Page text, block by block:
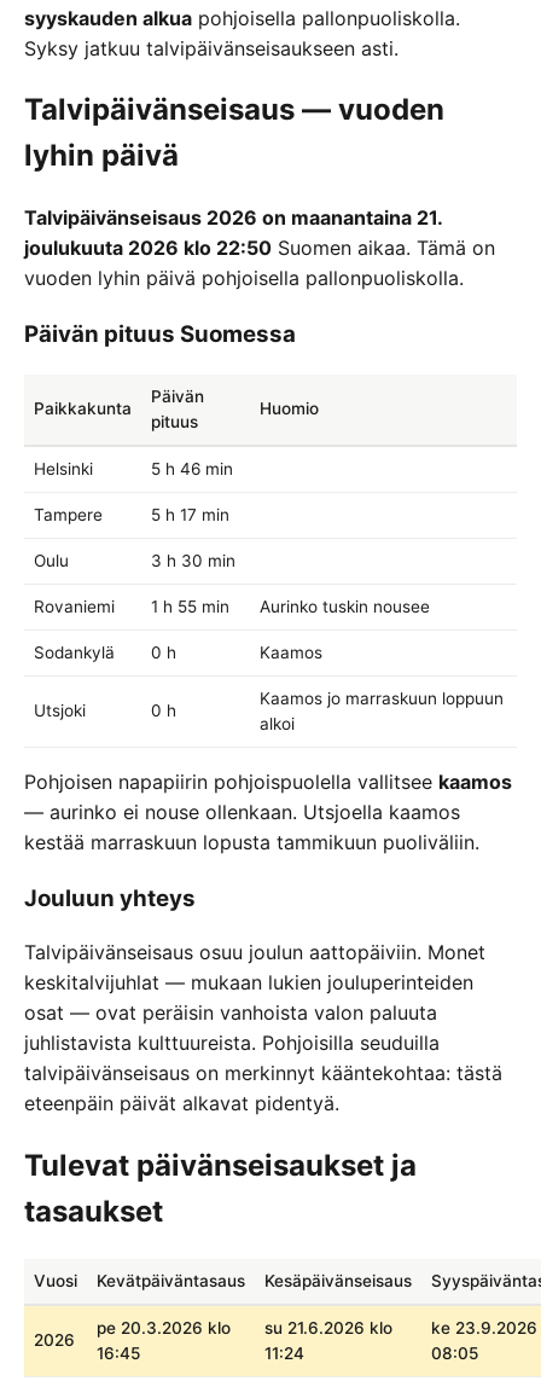
syyskauden alkua pohjoisella pallonpuoliskolla.
Syksy jatkuu talvipäivänseisaukseen asti.
Talvipäivänseisaus — vuoden
lyhin päivä
Talvipäivänseisaus 2026 on maanantaina 21.
joulukuuta 2026 klo 22:50 Suomen aikaa. Tämä on
vuoden lyhin päivä pohjoisella pallonpuoliskolla.
Päivän pituus Suomessa
Paikkakunta
Päivän
pituus
Huomio
Helsinki 5 h 46 min
Tampere 5 h 17 min
Oulu 3 h 30 min
Rovaniemi 1 h 55 min Aurinko tuskin nousee
Sodankylä 0 h Kaamos
Utsjoki 0 h
Kaamos jo marraskuun loppuun
alkoi
Pohjoisen napapiirin pohjoispuolella vallitsee kaamos
— aurinko ei nouse ollenkaan. Utsjoella kaamos
kestää marraskuun lopusta tammikuun puoliväliin.
Jouluun yhteys
Talvipäivänseisaus osuu joulun aattopäiviin. Monet
keskitalvijuhlat — mukaan lukien jouluperinteiden
osat — ovat peräisin vanhoista valon paluuta
juhlistavista kulttuureista. Pohjoisilla seuduilla
talvipäivänseisaus on merkinnyt kääntekohtaa: tästä
eteenpäin päivät alkavat pidentyä.
Tulevat päivänseisaukset ja
tasaukset
Vuosi Kevätpäiväntasaus Kesäpäivänseisaus
2026
pe 20.3.2026 klo
16:45
su 21.6.2026 klo
11:24
ke 23.9.2026
08:05